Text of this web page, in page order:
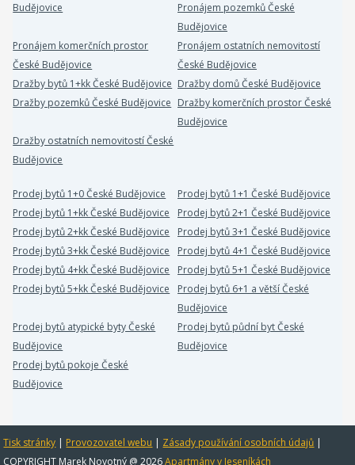
Budějovice
Pronájem pozemků České
Budějovice
Pronájem komerčních prostor
České Budějovice
Pronájem ostatních nemovitostí
České Budějovice
Dražby bytů 1+kk České Budějovice Dražby domů České Budějovice
Dražby pozemků České Budějovice Dražby komerčních prostor České
Budějovice
Dražby ostatních nemovitostí České
Budějovice
Prodej bytů 1+0 České Budějovice
Prodej bytů 1+1 České Budějovice
Prodej bytů 1+kk České Budějovice
Prodej bytů 2+1 České Budějovice
Prodej bytů 2+kk České Budějovice
Prodej bytů 3+1 České Budějovice
Prodej bytů 3+kk České Budějovice
Prodej bytů 4+1 České Budějovice
Prodej bytů 4+kk České Budějovice
Prodej bytů 5+1 České Budějovice
Prodej bytů 5+kk České Budějovice
Prodej bytů 6+1 a větší České
Budějovice
Prodej bytů atypické byty České
Budějovice
Prodej bytů půdní byt České
Budějovice
Prodej bytů pokoje České
Budějovice
Tisk stránky | Provozovatel webu | Zásady používání osobních údajů |
COPYRIGHT Marek Novotný @ 2026Apartmány v Jeseníkách